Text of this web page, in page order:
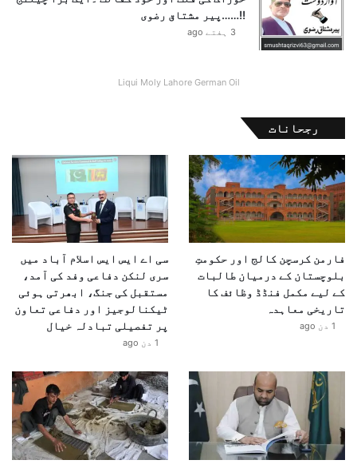
!!……پیر مشتاق رضوی
3 ہفتے ago
Liqui Moly Lahore German Oil
رجحانات
فارمن کرسچن کالج اور حکومتِ
بلوچستان کے درمیان طالبات
کے لیے مکمل فنڈڈ وظائف کا
تاریخی معاہدہ
1 دن ago
سی اے ایس ایس اسلام آباد میں
سری لنکن دفاعی وفد کی آمد،
مستقبل کی جنگ، ابھرتی ہوئی
ٹیکنالوجیز اور دفاعی تعاون
پر تفصیلی تبادلہ خیال
1 دن ago